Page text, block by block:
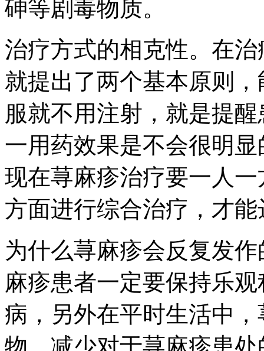
砷等剧毒物质。
治疗方式的相克性。在
就提出了两个基本原则
服就不用注射，就是提
一用药效果是不会很明
现在荨麻疹治疗要一人
方面进行综合治疗，才
为什么荨麻疹会反复发
麻疹患者一定要保持乐
病，另外在平时生活中
物，减少对于荨麻疹患